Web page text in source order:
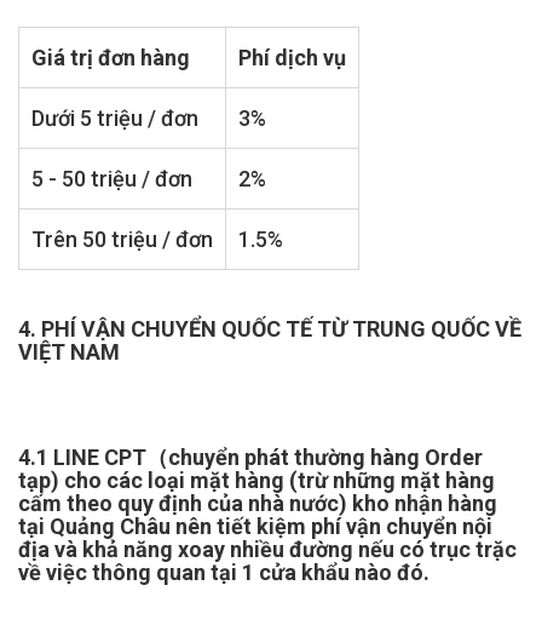
Giá trị đơn hàng Phí dịch vụ
Dưới 5 triệu / đơn 3%
5 - 50 triệu / đơn 2%
Trên 50 triệu / đơn 1.5%
4. PHÍ VẬN CHUYỂN QUỐC TẾ TỪ TRUNG QUỐC VỀ
VIỆT NAM
4.1 LINE CPT（chuyển phát thường hàng Order
tạp) cho các loại mặt hàng (trừ những mặt hàng
cấm theo quy định của nhà nước) kho nhận hàng
tại Quảng Châu nên tiết kiệm phí vận chuyển nội
địa và khả năng xoay nhiều đường nếu có trục trặc
về việc thông quan tại 1 cửa khẩu nào đó.